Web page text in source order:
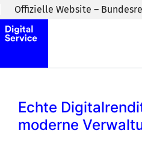
Zum Inhaltsbereich wechseln
Offizielle Website –
Echte
moderne